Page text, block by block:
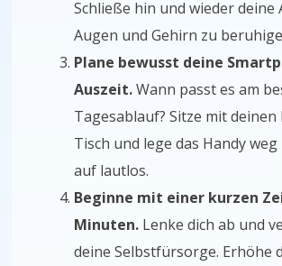
Schließe hin und wieder deine
Augen und Gehirn zu
Plane bewusst deine
Auszeit.Wann passt es am
Tagesablauf? Sitze mit deinen
Tisch und lege das Handy weg
auf lautlos.
Beginne mit einer kurzen
Minuten. Lenke dich ab und
deine Selbstfürsorge. Erhöhe